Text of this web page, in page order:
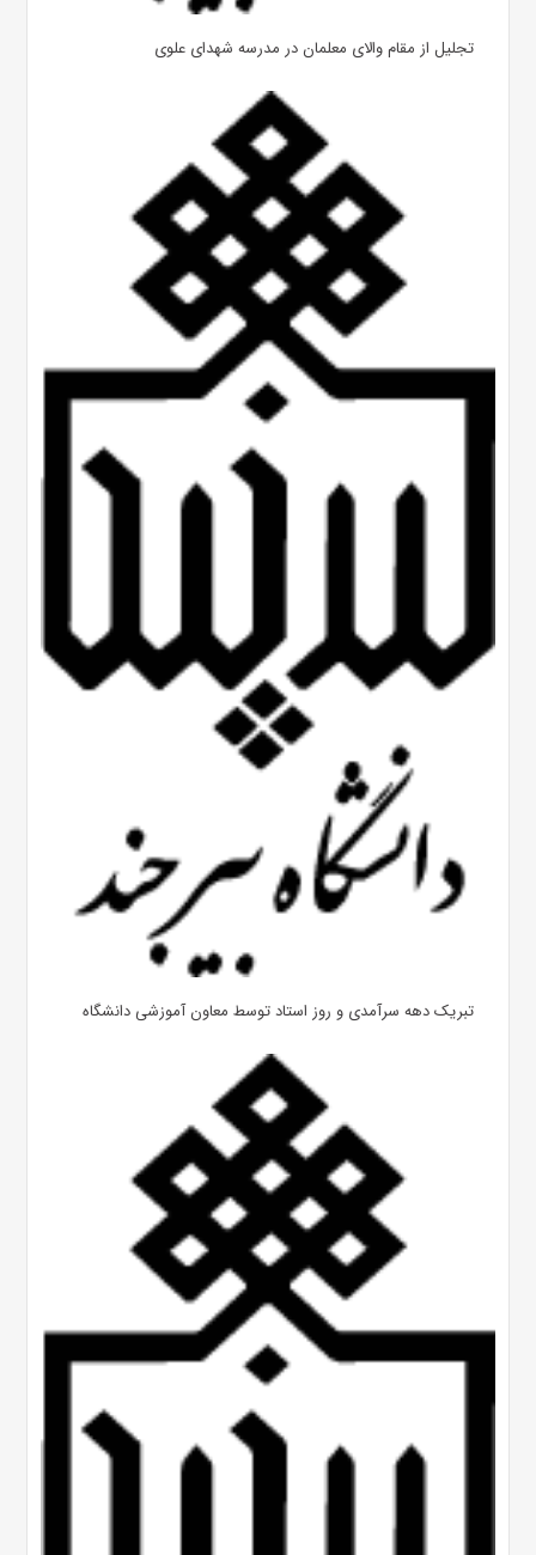
تجلیل از مقام والای معلمان در مدرسه شهدای علوی
تبریک دهه سرآمدی و روز استاد توسط معاون آموزشی دانشگاه